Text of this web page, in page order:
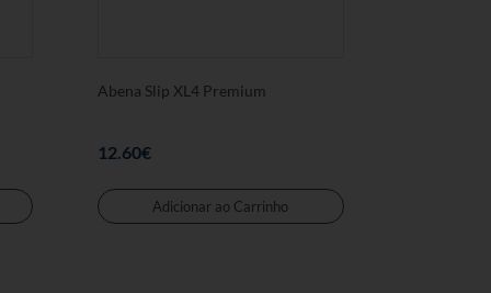
Abena Slip XL4 Premium
12.60€
Adicionar ao Carrinho